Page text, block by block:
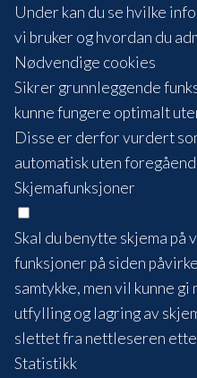
Under kan du se hvilke
vi bruker og hvordan du
Nødvendige cookies
Sikrer grunnleggende
kunne fungere optimalt
Disse er derfor vurdert
automatisk uten
Skjemafunksjoner
Skal du benytte skjema
funksjoner på siden
samtykke, men vil kunne
utfylling og lagring av
slettet fra nettleseren
Statistikk